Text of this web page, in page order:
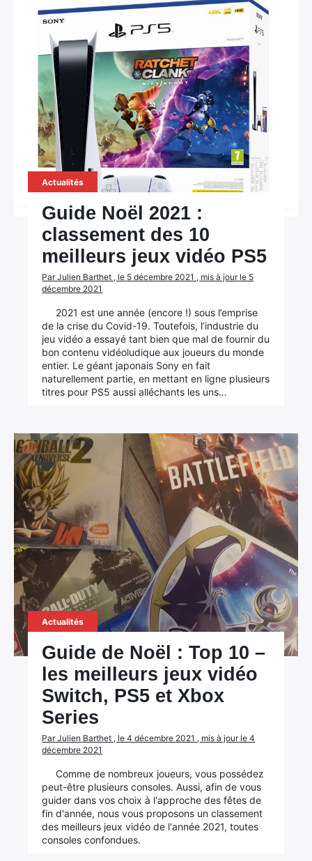
Actualités
Guide Noël 2021 :
classement des 10
meilleurs jeux vidéo PS5
Par Julien Barthet , le 5 décembre 2021 , mis à jour le 5
décembre 2021
2021 est une année (encore !) sous l’emprise
de la crise du Covid-19. Toutefois, l’industrie du
jeu vidéo a essayé tant bien que mal de fournir du
bon contenu vidéoludique aux joueurs du monde
entier. Le géant japonais Sony en fait
naturellement partie, en mettant en ligne plusieurs
titres pour PS5 aussi alléchants les uns…
Actualités
Guide de Noël : Top 10 –
les meilleurs jeux vidéo
Switch, PS5 et Xbox
Series
Par Julien Barthet , le 4 décembre 2021 , mis à jour le 4
décembre 2021
Comme de nombreux joueurs, vous possédez
peut-être plusieurs consoles. Aussi, afin de vous
guider dans vos choix à l'approche des fêtes de
fin d'année, nous vous proposons un classement
des meilleurs jeux vidéo de l'année 2021, toutes
consoles confondues.